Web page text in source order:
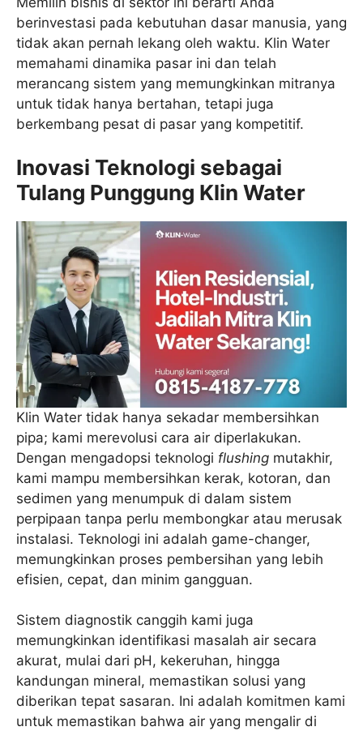
berinvestasi pada kebutuhan dasar manusia, yang
tidak akan pernah lekang oleh waktu. Klin Water
memahami dinamika pasar ini dan telah
merancang sistem yang memungkinkan mitranya
untuk tidak hanya bertahan, tetapi juga
berkembang pesat di pasar yang kompetitif.
Inovasi Teknologi sebagai
Tulang Punggung Klin Water
Klin Water tidak hanya sekadar membersihkan
pipa; kami merevolusi cara air diperlakukan.
Dengan mengadopsi teknologi flushing mutakhir,
kami mampu membersihkan kerak, kotoran, dan
sedimen yang menumpuk di dalam sistem
perpipaan tanpa perlu membongkar atau merusak
instalasi. Teknologi ini adalah game-changer,
memungkinkan proses pembersihan yang lebih
efisien, cepat, dan minim gangguan.
Sistem diagnostik canggih kami juga
memungkinkan identifikasi masalah air secara
akurat, mulai dari pH, kekeruhan, hingga
kandungan mineral, memastikan solusi yang
diberikan tepat sasaran. Ini adalah komitmen kami
untuk memastikan bahwa air yang mengalir di